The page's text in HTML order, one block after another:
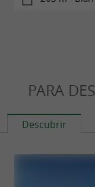
PARA
Descubrir